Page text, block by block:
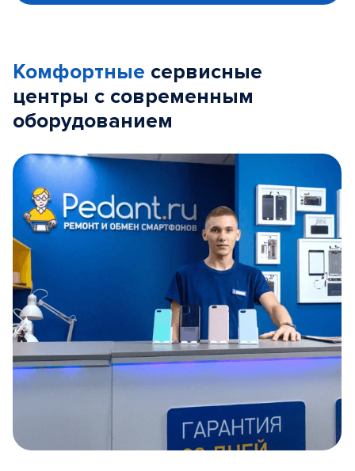
Комфортные сервисные
центры с современным
оборудованием